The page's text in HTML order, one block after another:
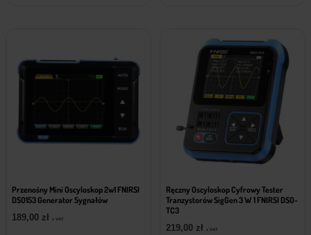
Przenośny Mini Oscyloskop 2w1 FNIRSI
DSO153 Generator Sygnałów
189,00 zł z VAT
Ręczny Oscyloskop Cyfrowy Tester
Tranzystorów SigGen 3 W 1 FNIRSI DSO-
TC3
219,00 zł z VAT